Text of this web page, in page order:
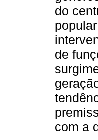
do
de
com a